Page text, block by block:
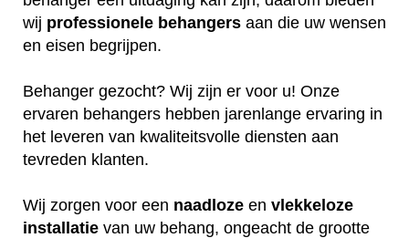
wij professionele behangers aan die uw wensen
en eisen begrijpen.
Behanger gezocht? Wij zijn er voor u! Onze
ervaren behangers hebben jarenlange ervaring in
het leveren van kwaliteitsvolle diensten aan
tevreden klanten.
Wij zorgen voor een naadloze en vlekkeloze
installatie van uw behang, ongeacht de grootte